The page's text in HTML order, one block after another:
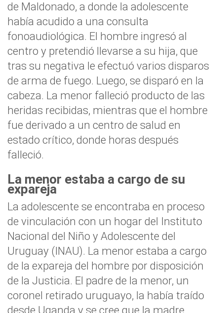
de Maldonado, a donde la adolescente
había acudido a una consulta
fonoaudiológica. El hombre ingresó al
centro y pretendió llevarse a su hija, que
tras su negativa le efectuó varios disparos
de arma de fuego. Luego, se disparó en la
cabeza. La menor falleció producto de las
heridas recibidas, mientras que el hombre
fue derivado a un centro de salud en
estado crítico, donde horas después
falleció.
La menor estaba a cargo de su
expareja
La adolescente se encontraba en proceso
de vinculación con un hogar del Instituto
Nacional del Niño y Adolescente del
Uruguay (INAU). La menor estaba a cargo
de la expareja del hombre por disposición
de la Justicia. El padre de la menor, un
coronel retirado uruguayo, la había traído
desde Uganda y se cree que la madre